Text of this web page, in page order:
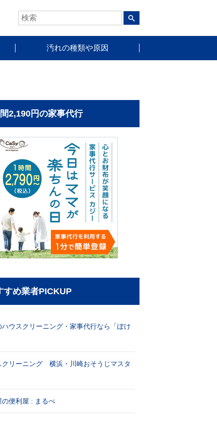
汚れの種類や原因
2,190円の家事代行
すめ業者PICKUP
ハウスクリーニング・家事代行なら「ぽけ
クリーニング 横浜・川崎おそうじマスタ
の便利屋 : まるべ